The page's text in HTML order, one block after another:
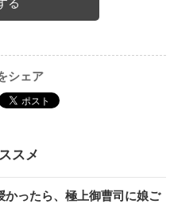
る
シェア
スメ
かったら、極上御曹司に娘ご